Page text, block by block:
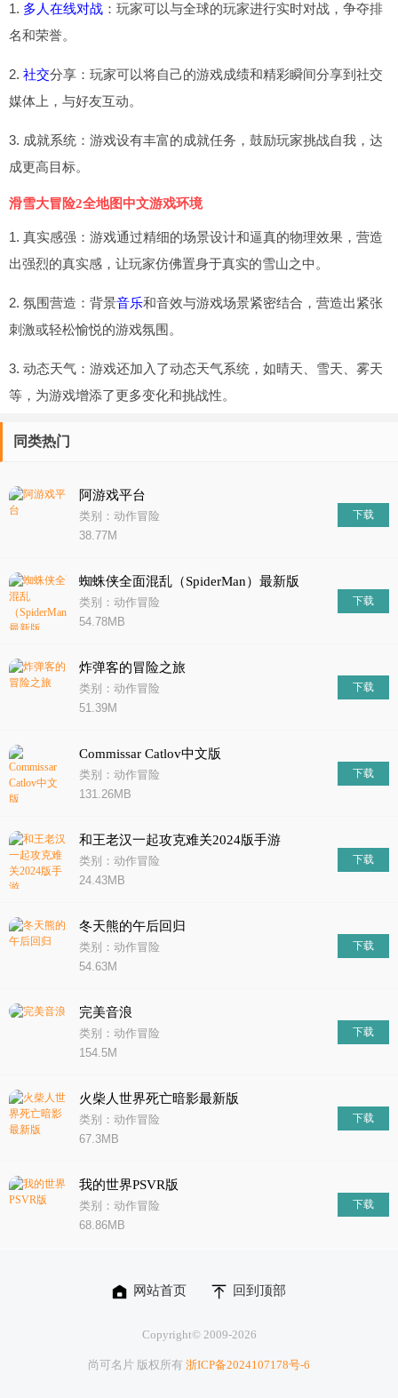
1. 多人在线对战 ：玩家可以与全球的玩家进行实时对战，争夺排
名和荣誉。
2. 社交分享：玩家可以将自己的游戏成绩和精彩瞬间分享到社交
媒体上，与好友互动。
3. 成就系统：游戏设有丰富的成就任务，鼓励玩家挑战自我，达
成更高目标。
滑雪大冒险2全地图中文游戏环境
1. 真实感强：游戏通过精细的场景设计和逼真的物理效果，营造
出强烈的真实感，让玩家仿佛置身于真实的雪山之中。
2. 氛围营造：背景音乐和音效与游戏场景紧密结合，营造出紧张
刺激或轻松愉悦的游戏氛围。
3. 动态天气：游戏还加入了动态天气系统，如晴天、雪天、雾天
等，为游戏增添了更多变化和挑战性。
同类热门
阿游戏平台
类别：动作冒险
38.77M
下载
蜘蛛侠全面混乱（SpiderMan）最新版
类别：动作冒险
54.78MB
下载
炸弹客的冒险之旅
类别：动作冒险
51.39M
下载
Commissar Catlov中文版
类别：动作冒险
131.26MB
下载
和王老汉一起攻克难关2024版手游
类别：动作冒险
24.43MB
下载
冬天熊的午后回归
类别：动作冒险
54.63M
下载
完美音浪
类别：动作冒险
154.5M
下载
火柴人世界死亡暗影最新版
类别：动作冒险
67.3MB
下载
我的世界PSVR版
类别：动作冒险
68.86MB
下载
网站首页 回到顶部
Copyright© 2009-2026
尚可名片 版权所有 浙ICP备2024107178号-6